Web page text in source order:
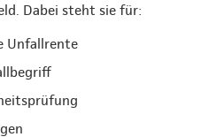
Dabei steht sie für:
Unfallrente